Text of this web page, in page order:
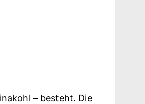
– besteht. Die